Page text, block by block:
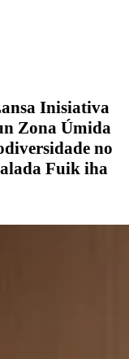
Inisiativa
Zona Úmida
no
Fuik iha